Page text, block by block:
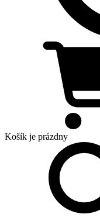
Košík je prázdny